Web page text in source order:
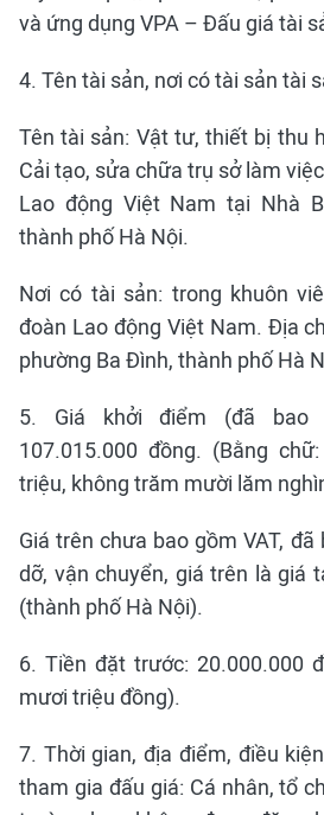
và ứng dụng VPA – Đấu giá tài
4. Tên tài sản, nơi có tài sản tài
Tên tài sản: Vật tư, thiết bị thu
Cải tạo, sửa chữa trụ sở làm
Lao động Việt Nam tại Nhà
thành phố Hà Nội.
Nơi có tài sản: trong khuôn
đoàn Lao động Việt Nam. Địa
phường Ba Đình, thành phố Hà
5. Giá khởi điểm (đã bao
107.015.000 đồng. (Bằng
triệu, không trăm mười lăm
Giá trên chưa bao gồm VAT,
dỡ, vận chuyển, giá trên là giá
(thành phố Hà Nội).
6. Tiền đặt trước: 20.000.000
mươi triệu đồng).
7. Thời gian, địa điểm, điều
tham gia đấu giá: Cá nhân, tổ